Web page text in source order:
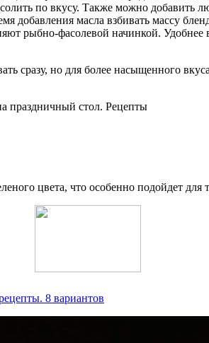
по вкусу. Также можно добавить
добавления масла взбивать массу
рыбно-фасолевой начинкой.
но для более насыщенного
цвета, что особенно подойдет для
8 вариантов